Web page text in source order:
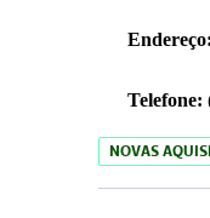
Endereço:
Telefone:
NOVAS